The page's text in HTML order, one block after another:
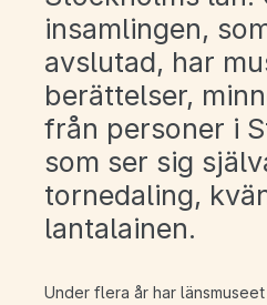
insamlingen,
avslutad, har
berättelser,
från personer i
som ser sig
tornedaling,
lantalainen.
Under flera år har